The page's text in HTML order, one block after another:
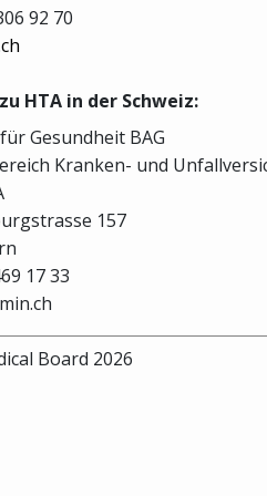
92 70
HTA in der Schweiz:
Gesundheit BAG
Kranken- und
157
17 33
Board 2026